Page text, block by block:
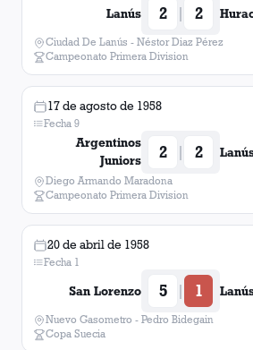
Lanús 2 | 2
Ciudad De Lanús - Néstor Diaz Pérez
Campeonato Primera Division
17 de agosto de 1958
Fecha 9
Argentinos
Juniors
2 | 2
Diego Armando Maradona
Campeonato Primera Division
20 de abril de 1958
Fecha 1
San Lorenzo 5 | 1
Nuevo Gasometro - Pedro Bidegain
Copa Suecia